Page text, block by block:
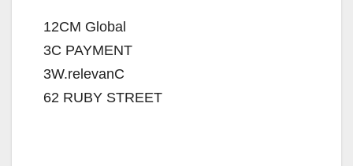
12CM Global
3C PAYMENT
3W.relevanC
62 RUBY STREET